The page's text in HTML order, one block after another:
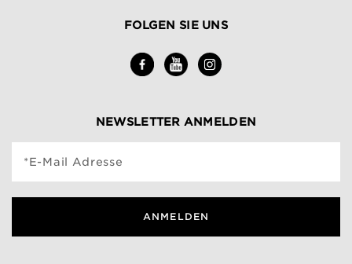
FOLGEN SIE UNS
NEWSLETTER ANMELDEN
*E-Mail Adresse
ANMELDEN